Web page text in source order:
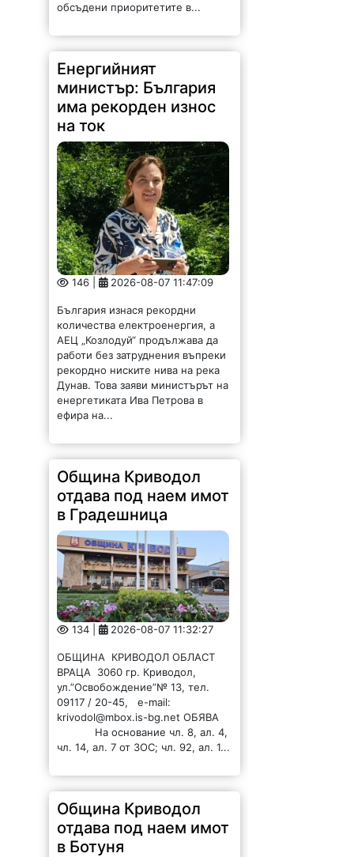
обсъдени приоритетите в...
Енергийният
министър: България
има рекорден износ
на ток
146 | 2026-08-07 11:47:09
България изнася рекордни
количества електроенергия, а
АЕЦ „Козлодуй“ продължава да
работи без затруднения въпреки
рекордно ниските нива на река
Дунав. Това заяви министърът на
енергетиката Ива Петрова в
ефира на...
Община Криводол
отдава под наем имот
в Градешница
134 | 2026-08-07 11:32:27
ОБЩИНА КРИВОДОЛ ОБЛАСТ
ВРАЦА 3060 гр. Криводол,
ул.”Освобождение”№ 13, тел.
09117 / 20-45, e-mail:
krivodol@mbox.is-bg.net ОБЯВА
На основание чл. 8, ал. 4,
чл. 14, ал. 7 от ЗОС; чл. 92, ал. 1...
Община Криводол
отдава под наем имот
в Ботуня